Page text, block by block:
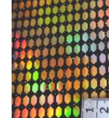
Jak nakupovat
Aktuality
Kontakt